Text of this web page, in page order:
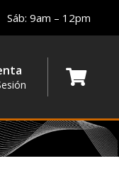
Sáb: 9am – 12pm